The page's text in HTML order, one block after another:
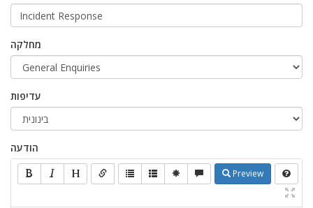
מחלקה
עדיפות
הודעה
Preview